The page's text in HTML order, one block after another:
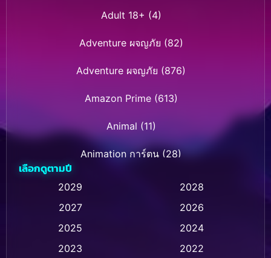
Adult 18+ (4)
Adventure ผจญภัย (82)
Adventure ผจญภัย (876)
Amazon Prime(613)
Animal (11)
Animation การ์ตูน (28)
Animation การ์ตูน (236)
Animation การ์ตูน (32)
เลือกดูตามปี
2029
2028
2027
2026
2025
2024
2023
2022